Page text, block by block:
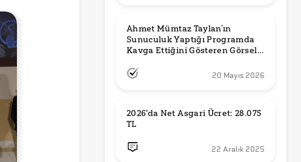
Ahmet Mümtaz Taylan’ın
Sunuculuk Yaptığı Programda
Kavga Ettiğini Gösteren Görsel
20 Mayıs 2026
2026'da Net Asgari Ücret: 28.075
TL
22 Aralık 2025